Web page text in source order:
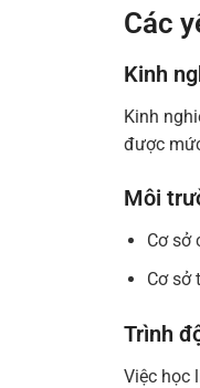
Các
Kinh
Kinh
được
Môi
Cơ sở
Cơ sở
Trình
Việc học